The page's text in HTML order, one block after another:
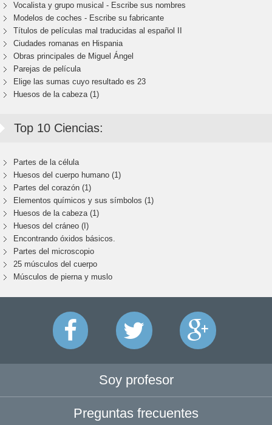
Vocalista y grupo musical - Escribe sus nombres
Modelos de coches - Escribe su fabricante
Títulos de películas mal traducidas al español II
Ciudades romanas en Hispania
Obras principales de Miguel Ángel
Parejas de película
Elige las sumas cuyo resultado es 23
Huesos de la cabeza (1)
Top 10 Ciencias:
Partes de la célula
Huesos del cuerpo humano (1)
Partes del corazón (1)
Elementos químicos y sus símbolos (1)
Huesos de la cabeza (1)
Huesos del cráneo (I)
Encontrando óxidos básicos.
Partes del microscopio
25 músculos del cuerpo
Músculos de pierna y muslo
Soy profesor
Preguntas frecuentes